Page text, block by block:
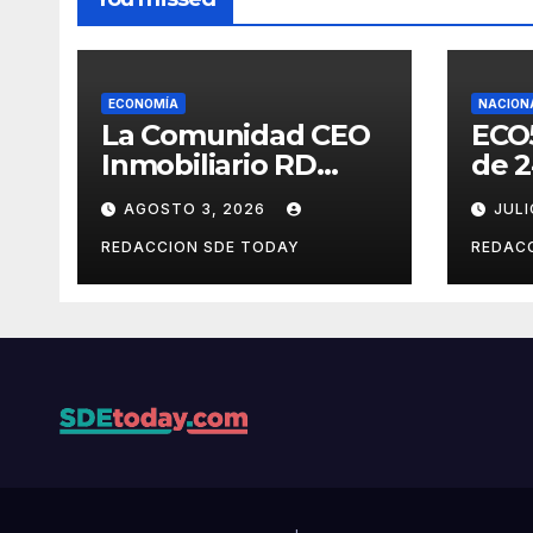
ECONOMÍA
La Comunidad CEO
Inmobiliario RD
celebra su segundo
aniversario
consolidando una
cultura de alianza y
AGOSTO 3, 2026
REDACCION SDE TODAY
de